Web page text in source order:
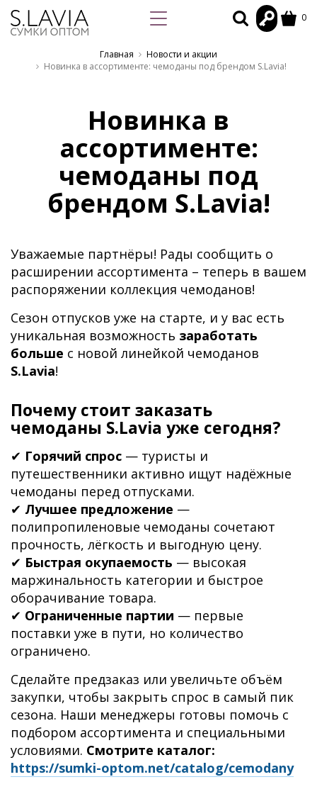
0
Главная
Новости и акции
​Новинка в ассортименте: чемоданы под брендом S.Lavia!
​Новинка в
ассортименте:
чемоданы под
брендом S.Lavia!
Уважаемые партнёры! Рады сообщить о
расширении ассортимента – теперь в вашем
распоряжении коллекция чемоданов!
Сезон отпусков уже на старте, и у вас есть
уникальная возможность заработать
больше с новой линейкой чемоданов
S.Lavia!
Почему стоит заказать
чемоданы S.Lavia уже сегодня?
✔ Горячий спрос — туристы и
путешественники активно ищут надёжные
чемоданы перед отпусками.
✔ Лучшее предложение —
полипропиленовые чемоданы сочетают
прочность, лёгкость и выгодную цену.
✔ Быстрая окупаемость — высокая
маржинальность категории и быстрое
оборачивание товара.
✔ Ограниченные партии — первые
поставки уже в пути, но количество
ограничено.
Сделайте предзаказ или увеличьте объём
закупки, чтобы закрыть спрос в самый пик
сезона. Наши менеджеры готовы помочь с
подбором ассортимента и специальными
условиями. Смотрите каталог:
https://sumki-optom.net/catalog/cemodany